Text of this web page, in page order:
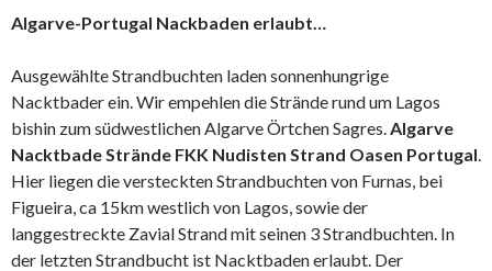
Algarve-Portugal Nackbaden erlaubt…
Ausgewählte Strandbuchten laden sonnenhungrige
Nacktbader ein. Wir empehlen die Strände rund um Lagos
bishin zum südwestlichen Algarve Örtchen Sagres.Algarve
Nacktbade Strände FKK Nudisten Strand Oasen Portugal.
Hier liegen die versteckten Strandbuchten von Furnas, bei
Figueira, ca 15km westlich von Lagos, sowie der
langgestreckte Zavial Strand mit seinen 3 Strandbuchten. In
der letzten Strandbucht ist Nacktbaden erlaubt. Der